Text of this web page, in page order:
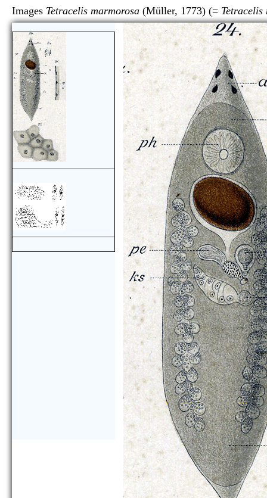
Images Tetracelis marmorosa (Müller, 1773) (= Tetracelis